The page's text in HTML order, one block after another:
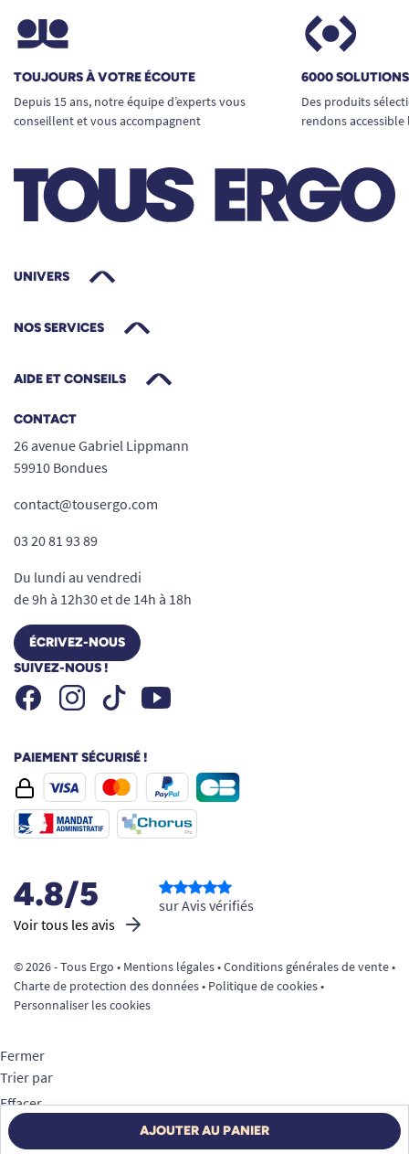
TOUJOURS À VOTRE ÉCOUTE
Depuis 15 ans, notre équipe d’experts vous
conseillent et vous accompagnent
6000
Des produits
rendons
UNIVERS
NOS SERVICES
AIDE ET CONSEILS
CONTACT
26 avenue Gabriel Lippmann
59910 Bondues
contact@tousergo.com
03 20 81 93 89
Du lundi au vendredi
de 9h à 12h30 et de 14h à 18h
ÉCRIVEZ-NOUS
SUIVEZ-NOUS !
FacebookInstagramTiktok Youtube
PAIEMENT SÉCURISÉ !
4.8/5
Voir tous les avis
sur Avis vérifiés
© 2026 - Tous Ergo • Mentions légales•Conditions générales de vente•
Charte de protection des données• Politique de cookies•
Personnaliser les cookies
AJOUTER AU PANIER
Fermer
Trier par
Effacer
Appliquer
Filtrer